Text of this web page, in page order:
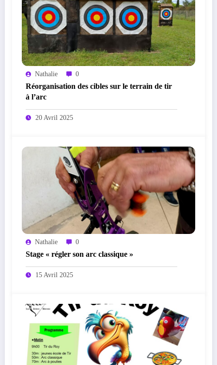
Nathalie 0
Réorganisation des cibles sur le terrain de tir
à l’arc
20 Avril 2025
Nathalie 0
Stage « régler son arc classique »
15 Avril 2025